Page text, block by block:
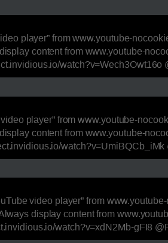
player” from www.youtube-
content from www.youtube-
watch?v=Wech3Owt16o
player” from www.youtube-
content from www.youtube-
video player” from
display content from
watch?v=xdN2Mb-gFI8